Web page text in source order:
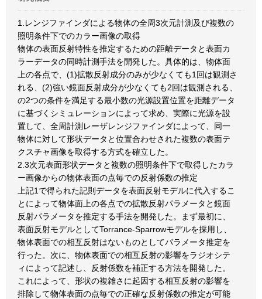
1.レンジファインダによる物体の全周3次元計測及び複数の
照明条件下でのカラー画像の取得
物体の表面反射特性を推定するための距離データと表面カ
ラーデータの同時計測手法を開発した。具体的は、物体面
上の各点で、(1)拡散反射成分のみが少なくても1回は観測さ
れる、(2)強い鏡面反射成分が少なくても2回は観測される、
の2つの条件を満足する最小数の光源設置位置を距離データ
に基づくシミュレーションによって求め、実際に光源を設
置して、全周計測レーザレンジファインダによって、同一
物体に対して形状データと位置合わせされた複数の表面テ
クスチャ画像を取得する方式を確立した。
2.3次元表面形状データと複数の照明条件下で取得したカラ
ー画像からの物体表面の点毎での反射係数の推定
上記1で得られた記則データを表面反射モデルに代入するこ
とによって物体面上の各点での拡散反射パラメータと鏡面
反射パラメータを推定する手法を開発した。まず最初に、
表面反射モデルとしてTorrance-Sparrowモデルを採用し、
物体表面での相互反射はないものとしてパラメータ推定を
行った。次に、物体表面での相互反射の影響をラジオシテ
ィによって記述し、反射係数を補正する方法を開発した。
これによって、形状の複雑さに起因する相互反射の影響を
排除して物体表面の点毎での正確な反射係数の推定が可能